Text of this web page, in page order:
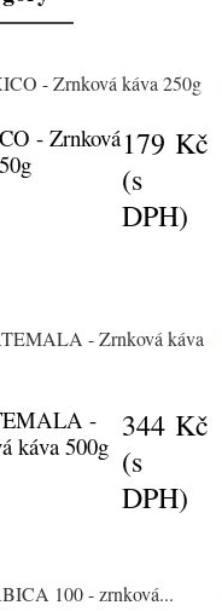
- Zrnková179 Kč
(s
DPH)
-
káva 500g
344 Kč
(s
DPH)